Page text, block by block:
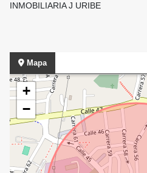
INMOBILIARIA J URIBE
Mapa
+
−